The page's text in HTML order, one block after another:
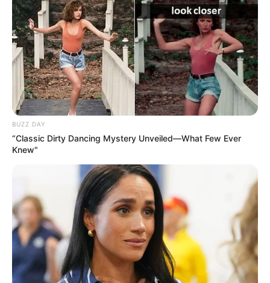
BUZZ DAY
“Classic Dirty Dancing Mystery Unveiled—What Few Ever
Knew"